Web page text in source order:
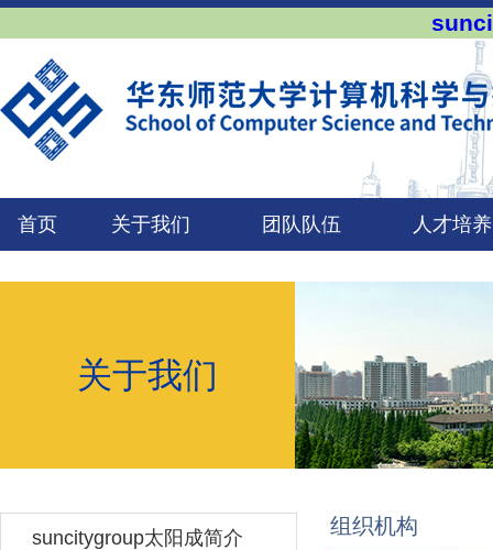
首页 关于我们 团队队伍 人才培养
关于我们
suncitygroup太阳成简介 组织机构